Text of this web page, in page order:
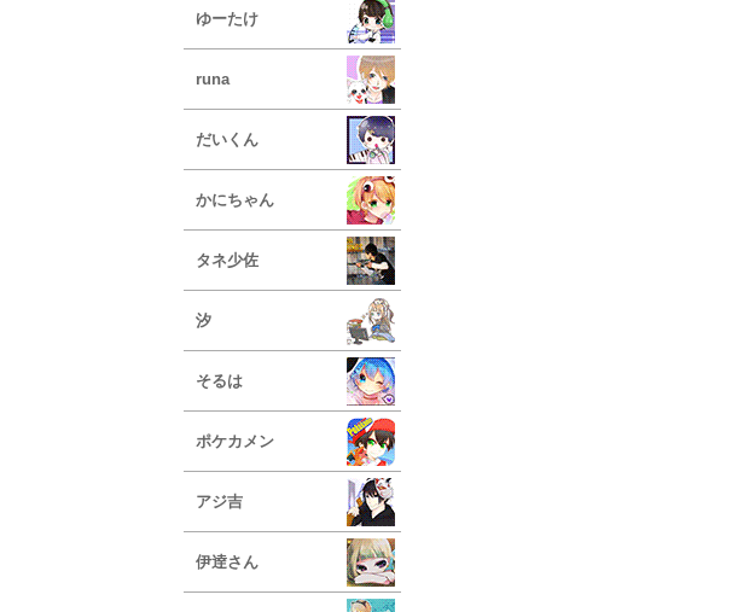
ゆーたけ
runa
だいくん
かにちゃん
タネ少佐
汐
そるは
ポケカメン
アジ吉
伊逹さん